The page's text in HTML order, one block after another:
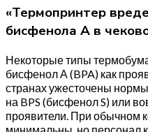
«Термопринтер
бисфенола А в
Некоторые типы
бисфенол А (BPA) как
странах ужесточены
на BPS (бисфенол S) или
проявители. При обычном